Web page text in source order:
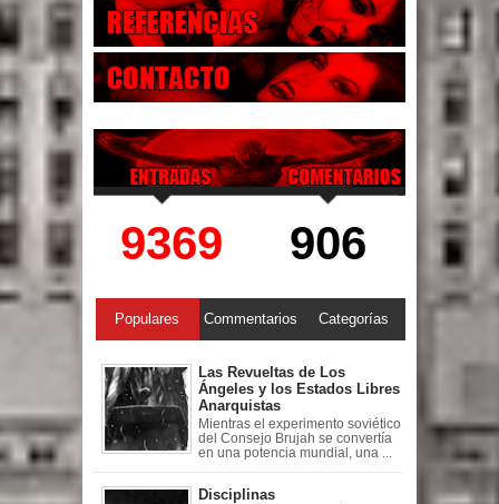
9369 906
Populares Commentarios Categorías
Las Revueltas de Los
Ángeles y los Estados Libres
Anarquistas
Mientras el experimento soviético
del Consejo Brujah se convertía
en una potencia mundial, una ...
Disciplinas